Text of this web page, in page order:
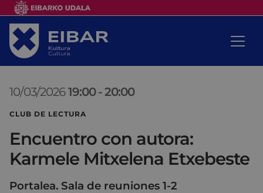
10/03/2026 19:00 -20:00
CLUB DE LECTURA
Encuentro con autora:
Karmele Mitxelena Etxebeste
Portalea. Sala de reuniones 1-2